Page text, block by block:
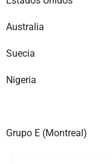
Australia
Suecia
Nigeria
Grupo E (Montreal)